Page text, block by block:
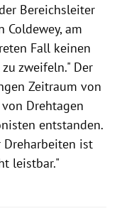
Bereichsleiter
Coldewey, am
Fall keinen
zweifeln." Der
Zeitraum von
Drehtagen
entstanden.
ist
leistbar."